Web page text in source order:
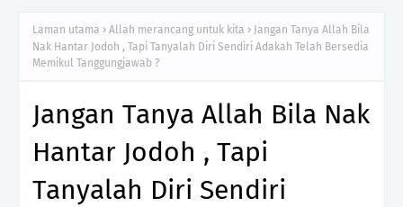
Laman utama Allah merancang untuk kita
Jangan Tanya Allah Bila
Nak Hantar Jodoh , Tapi Tanyalah Diri Sendiri Adakah Telah Bersedia
Memikul Tanggungjawab ?
Jangan Tanya Allah Bila Nak
Hantar Jodoh , Tapi
Tanyalah Diri Sendiri